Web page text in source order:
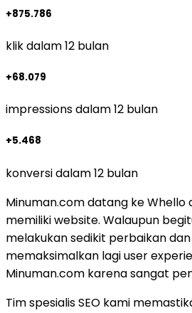
+875.786
klik dalam 12 bulan
+68.079
impressions dalam 12 bulan
+5.468
konversi dalam 12 bulan
Minuman.com datang ke Whello
memiliki website. Walaupun
melakukan sedikit perbaikan
memaksimalkan lagi user
Minuman.com karena sangat
Tim spesialis SEO kami